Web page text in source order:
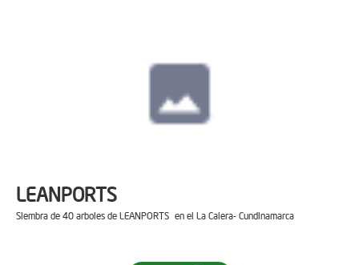
LEANPORTS
Siembra de 40 arboles de LEANPORTS en el La Calera- Cundinamarca